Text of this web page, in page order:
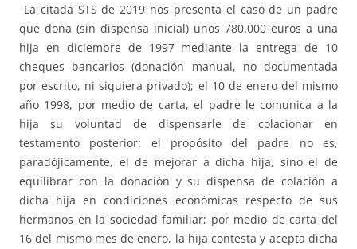
La citada STS de 2019 nos presenta el caso de un padre
que dona (sin dispensa inicial) unos 780.000 euros a una
hija en diciembre de 1997 mediante la entrega de 10
cheques bancarios (donación manual, no documentada
por escrito, ni siquiera privado); el 10 de enero del mismo
año 1998, por medio de carta, el padre le comunica a la
hija su voluntad de dispensarle de colacionar en
testamento posterior: el propósito del padre no es,
paradójicamente, el de mejorar a dicha hija, sino el de
equilibrar con la donación y su dispensa de colación a
dicha hija en condiciones económicas respecto de sus
hermanos en la sociedad familiar; por medio de carta del
16 del mismo mes de enero, la hija contesta y acepta dicha